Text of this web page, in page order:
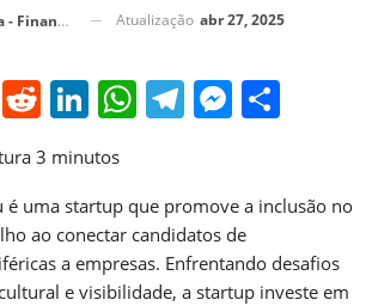
Marcia Fonseca - Financial Consultant Atualização abr 27, 2025
EmailReddit
LinkedIn
WhatsApp
Telegram
3 minutos
é uma startup que promove a inclusão no
ao conectar candidatos de
a empresas. Enfrentando desafios
e visibilidade, a startup investe em